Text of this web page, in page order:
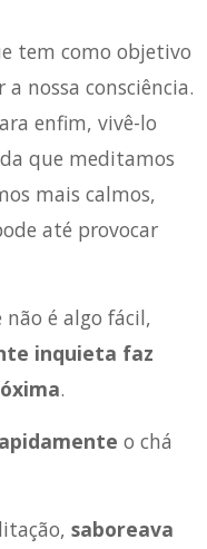
tem como objetivo
a nossa consciência.
enfim, vivê-lo
que meditamos
mais calmos,
até provocar
é algo fácil,
inquieta faz
.
o chá
saboreava